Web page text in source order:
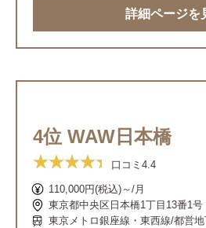
詳細ページを
4位 WAW日本橋
口コミ 4.4
110,000円(税込)～/月
東京都中央区日本橋1丁目13番1
東京メトロ銀座線・東西線/都営